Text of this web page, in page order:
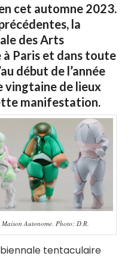
cet automne 2023.
la
des Arts
à Paris et dans toute
début de l’année
vingtaine de lieux
manifestation.
Autonome. Photo: D.R.
tentaculaire